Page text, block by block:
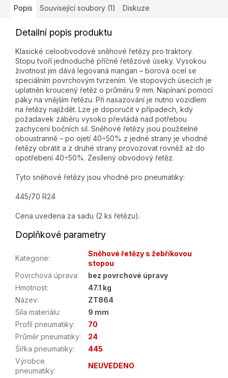
Popis Související soubory (1) Diskuze
Detailní popis produktu
Klasické celoobvodové sněhové řetězy pro traktory.
Stopu tvoří jednoduché příčné řetězové úseky. Vysokou
životnost jim dává legovaná mangan – borová ocel se
speciálním povrchovým tvrzením. Ve stopových úsecích je
uplatněn kroucený řetěz o průměru 9 mm. Napínaní pomocí
páky na vnějším řetězu. Při nasazování je nutno vozidlem
na řetězy najíždět. Lze je doporučit v případech, kdy
požadavek záběru vysoko převládá nad potřebou
zachycení bočních sil. Sněhové řetězy jsou použitelné
oboustranně – po ojetí 40÷50% z jedné strany je vhodné
řetězy obrátit a z druhé strany provozovat rovněž až do
opotřebení 40÷50%. Zesílený obvodový řetěz.
Tyto sněhové řetězy jsou vhodné pro pneumatiky:
445/70 R24
Cena uvedena za sadu (2 ks řetězu).
Doplňkové parametry
Kategorie:
Sněhové řetězy s žebříkovou
stopou
Povrchová úprava:
bez povrchové úpravy
Hmotnost:
47.1 kg
Název:
ZT864
Síla materiálu:
9 mm
Profil pneumatiky:
70
Průměr pneumatiky:
24
Šířka pneumatiky:
445
Výrobce
pneumatiky:
NEUVEDENO